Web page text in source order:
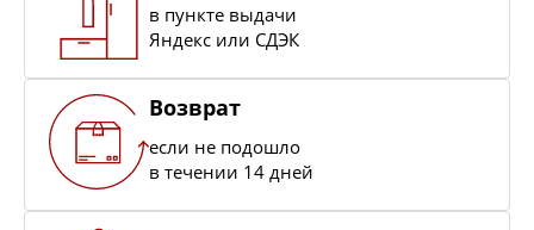
в пункте выдачи
Яндекс или СДЭК
Возврат
если не подошло
в течении 14 дней